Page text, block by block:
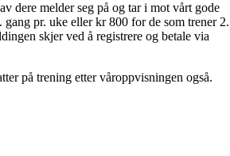
dere melder seg på og tar i mot vårt gode
pr. uke eller kr 800 for de som trener 2.
skjer ved å registrere og betale via
på trening etter våroppvisningen også.